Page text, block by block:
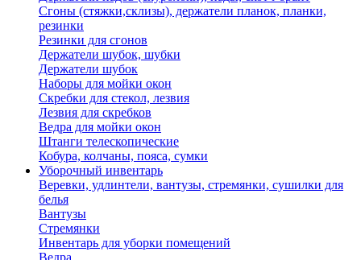
Сгоны (стяжки,склизы), держатели планок, планки,
резинки
Резинки для сгонов
Держатели шубок, шубки
Держатели шубок
Наборы для мойки окон
Скребки для стекол, лезвия
Лезвия для скребков
Ведра для мойки окон
Штанги телескопические
Кобура, колчаны, пояса, сумки
Уборочный инвентарь
Веревки, удлинтели, вантузы, стремянки, сушилки для
белья
Вантузы
Стремянки
Инвентарь для уборки помещений
Ведра